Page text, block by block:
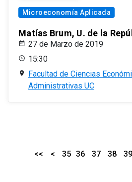
Microeconomía Aplicada
Matías Brum, U. de la
27 de Marzo de 2019
15:30
Facultad de Ciencias
Administrativas UC
<< < 35 36 37 38 39